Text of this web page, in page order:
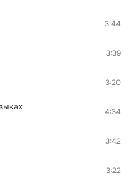
3:44
3:39
3:20
4:34
3:42
3:22